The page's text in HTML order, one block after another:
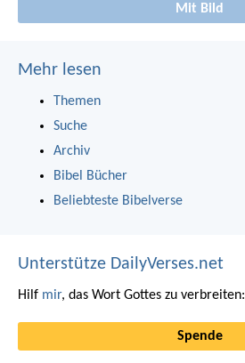
Mit Bild
Mehr lesen
Themen
Suche
Archiv
Bibel Bücher
Beliebteste Bibelverse
Unterstütze DailyVerses.net
Hilf mir, das Wort Gottes zu verbreiten:
Spende